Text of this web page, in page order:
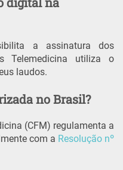
a assinatura dos
Telemedicina utiliza o
laudos.
no Brasil?
(CFM) regulamenta a
com a Resolução nº